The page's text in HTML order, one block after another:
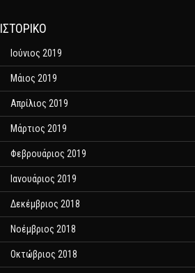
ΙΣΤΟΡΙΚΌ
Ιούνιος 2019
Μάιος 2019
Απρίλιος 2019
Μάρτιος 2019
Φεβρουάριος 2019
Ιανουάριος 2019
Δεκέμβριος 2018
Νοέμβριος 2018
Οκτώβριος 2018